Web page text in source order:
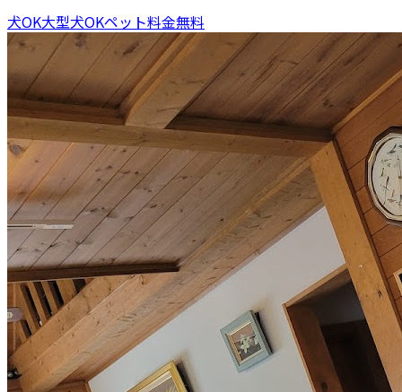
犬OK大型犬OKペット料金無料